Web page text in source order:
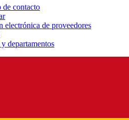
contacto
electrónica de proveedores
departamentos